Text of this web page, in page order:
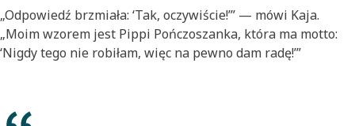
„Odpowiedź brzmiała: ‘Tak, oczywiście!’” — mówi Kaja.
„Moim wzorem jest Pippi Pończoszanka, która ma motto:
‘Nigdy tego nie robiłam, więc na pewno dam radę!’”